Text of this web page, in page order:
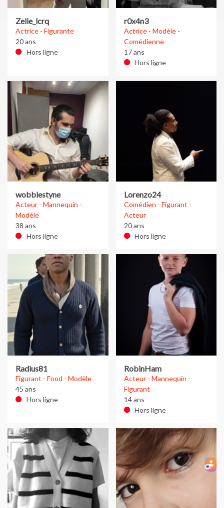
Zelie_lcrq
Actrice - Figurante
20 ans
Hors ligne
r0x4n3
Actrice - Modèle -
Comédienne
17 ans
Hors ligne
wobblestyne
Acteur - Mannequin -
Modèle
38 ans
Hors ligne
Lorenzo24
Comédien - Figurant -
Acteur
20 ans
Hors ligne
Radius81
Figurant - Food - Modèle
45 ans
Hors ligne
RobinHam
Acteur - Mannequin -
Figurant
14 ans
Hors ligne